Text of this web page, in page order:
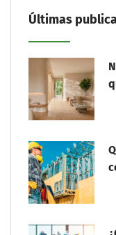
Últimas